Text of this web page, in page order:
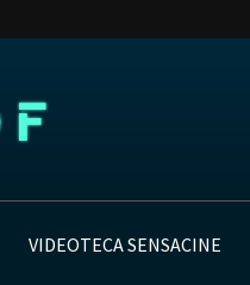
VIDEOTECA SENSACINE